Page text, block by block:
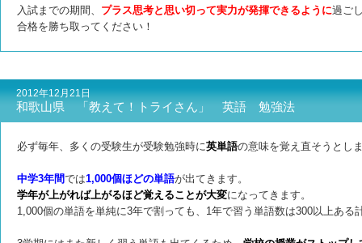
入試までの期間、 プラス思考と思い切って実力が発揮できるように過ご
合格を勝ち取ってください！
2012年12月21日
和歌山県 「教えて！トライさん」 英語 勉強法
必ず毎年、多くの受験生が受験勉強時に英単語の意味を覚え直そうとし
中学3年間では1,000個ほどの単語が出てきます。
学年が上がれば上がるほど覚えることが大変になってきます。
1,000個の単語を単純に3年で割っても、1年で習う単語数は300以上ある